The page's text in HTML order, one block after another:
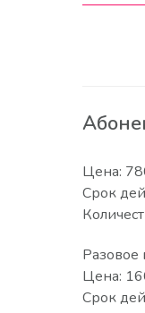
Цена:
Срок
Цена:
Срок